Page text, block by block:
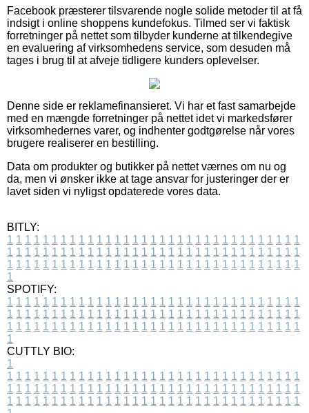
Facebook præsterer tilsvarende nogle solide metoder til at få
indsigt i online shoppens kundefokus. Tilmed ser vi faktisk
forretninger på nettet som tilbyder kunderne at tilkendegive
en evaluering af virksomhedens service, som desuden må
tages i brug til at afveje tidligere kunders oplevelser.
Denne side er reklamefinansieret. Vi har et fast samarbejde
med en mængde forretninger på nettet idet vi markedsfører
virksomhedernes varer, og indhenter godtgørelse når vores
brugere realiserer en bestilling.
Data om produkter og butikker på nettet værnes om nu og
da, men vi ønsker ikke at tage ansvar for justeringer der er
lavet siden vi nyligst opdaterede vores data.
BITLY:
1 1 1 1 1 1 1 1 1 1 1 1 1 1 1 1 1 1 1 1 1 1 1 1 1 1 1 1 1 1 1 1 1
1 1 1 1 1 1 1 1 1 1 1 1 1 1 1 1 1 1 1 1 1 1 1 1 1 1 1 1 1 1 1 1 1
1 1 1 1 1 1 1 1 1 1 1 1 1 1 1 1 1 1 1 1 1 1 1 1 1 1 1 1 1 1 1 1 1
1
SPOTIFY:
1 1 1 1 1 1 1 1 1 1 1 1 1 1 1 1 1 1 1 1 1 1 1 1 1 1 1 1 1 1 1 1 1
1 1 1 1 1 1 1 1 1 1 1 1 1 1 1 1 1 1 1 1 1 1 1 1 1 1 1 1 1 1 1 1 1
1 1 1 1 1 1 1 1 1 1 1 1 1 1 1 1 1 1 1 1 1 1 1 1 1 1 1 1 1 1 1 1 1
1
CUTTLY BIO:
1
1 1 1 1 1 1 1 1 1 1 1 1 1 1 1 1 1 1 1 1 1 1 1 1 1 1 1 1 1 1 1 1 1
1 1 1 1 1 1 1 1 1 1 1 1 1 1 1 1 1 1 1 1 1 1 1 1 1 1 1 1 1 1 1 1 1
1 1 1 1 1 1 1 1 1 1 1 1 1 1 1 1 1 1 1 1 1 1 1 1 1 1 1 1 1 1 1 1 1